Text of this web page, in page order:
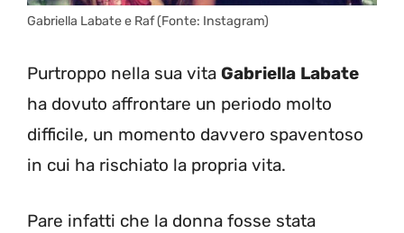
Gabriella Labate e Raf (Fonte: Instagram)
Purtroppo nella sua vita Gabriella Labate
ha dovuto affrontare un periodo molto
difficile, un momento davvero spaventoso
in cui ha rischiato la propria vita.
Pare infatti che la donna fosse stata